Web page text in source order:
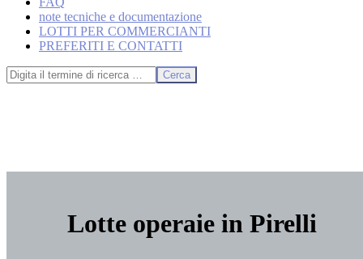
note tecniche e documentazione
LOTTI PER COMMERCIANTI
PREFERITI E CONTATTI
Cerca
Lotte operaie in Pirelli